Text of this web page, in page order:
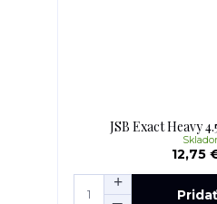
JSB Exact Heavy
12,75